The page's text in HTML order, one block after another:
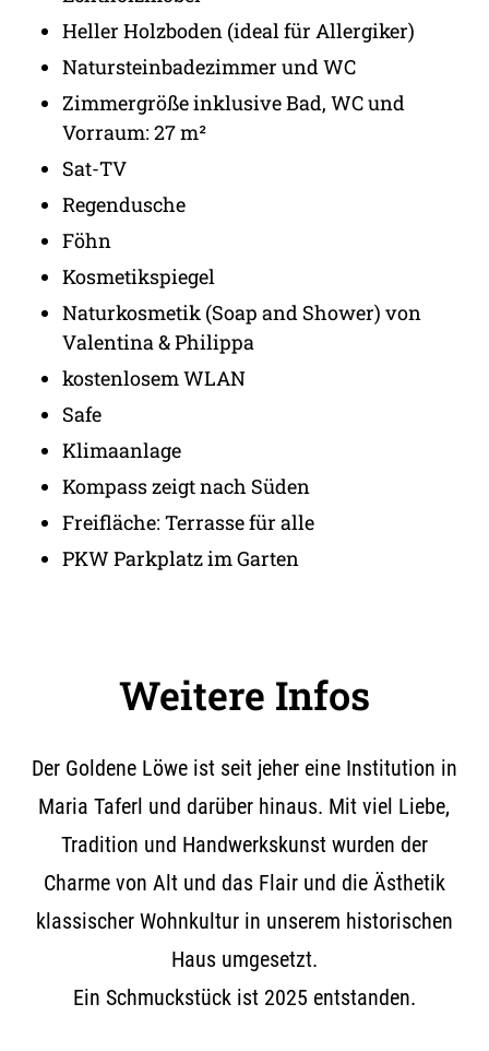
Heller Holzboden (ideal für Allergiker)
Natursteinbadezimmer und WC
Zimmergröße inklusive Bad, WC und
Vorraum: 27 m²
Sat-TV
Regendusche
Föhn
Kosmetikspiegel
Naturkosmetik (Soap and Shower) von
Valentina & Philippa
kostenlosem WLAN
Safe
Klimaanlage
Kompass zeigt nach Süden
Freifläche: Terrasse für alle
PKW Parkplatz im Garten
Weitere Infos
Der Goldene Löwe ist seit jeher eine Institution in
Maria Taferl und darüber hinaus. Mit viel Liebe,
Tradition und Handwerkskunst wurden der
Charme von Alt und das Flair und die Ästhetik
klassischer Wohnkultur in unserem historischen
Haus umgesetzt.
Ein Schmuckstück ist 2025 entstanden.